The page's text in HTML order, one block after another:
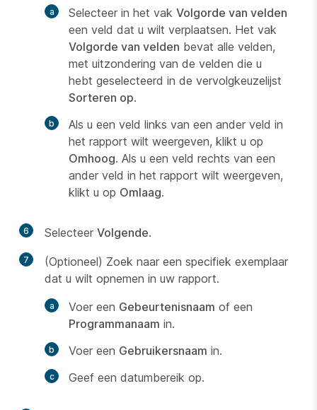
Selecteer in het vak Volgorde van velden
een veld dat u wilt verplaatsen. Het vak
Volgorde van velden bevat alle velden,
met uitzondering van de velden die u
hebt geselecteerd in de vervolgkeuzelijst
Sorteren op.
Als u een veld links van een ander veld in
het rapport wilt weergeven, klikt u op
Omhoog. Als u een veld rechts van een
ander veld in het rapport wilt weergeven,
klikt u op Omlaag.
6 Selecteer Volgende.
7
(Optioneel) Zoek naar een specifiek exemplaar
dat u wilt opnemen in uw rapport.
Voer een Gebeurtenisnaam of een
Programmanaam in.
Voer een Gebruikersnaam in.
Geef een datumbereik op.